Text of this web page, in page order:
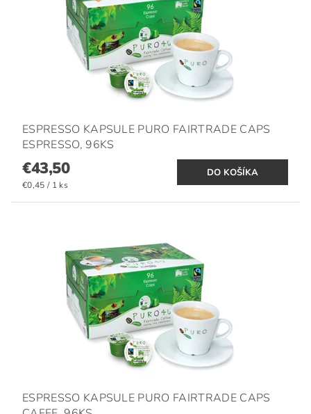
ESPRESSO KAPSULE PURO FAIRTRADE CAPS
ESPRESSO, 96KS
€43,50
€0,45 / 1 ks
ESPRESSO KAPSULE PURO FAIRTRADE CAPS